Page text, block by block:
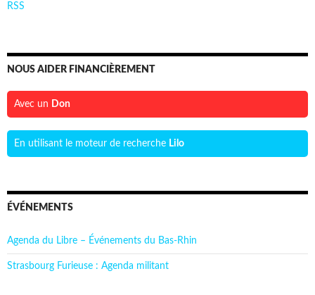
RSS
NOUS AIDER FINANCIÈREMENT
Avec un Don
En utilisant le moteur de recherche Lilo
ÉVÉNEMENTS
Agenda du Libre – Événements du Bas-Rhin
Strasbourg Furieuse : Agenda militant